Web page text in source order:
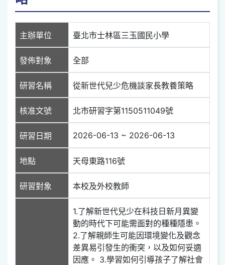
主辦單位 臺北市士林區三玉國民小學
發佈對象 全部
研習名稱 從新世代兒少危機談家長教養策略
核准文號 北市研習字第1150511049號
研習日期 2026-06-13 ~ 2026-06-13
地點 天母東路116號
研習對象 本校及外校教師
1.了解新世代兒少在科技日新月異變
動的時代下可能需面對的種種隱患。
2.了解親師生可能因環境變化及觀念
差異易引發生的衝突，以及如何妥適
因應。 3.學習如何引導孩子了解社會